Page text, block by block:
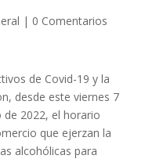
| 0 Comentarios
de Covid-19 y la
desde este viernes 7
de 2022, el horario
que ejerzan la
alcohólicas para